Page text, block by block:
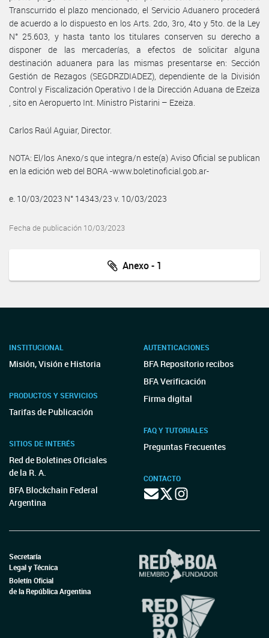
Transcurrido el plazo mencionado, el Servicio Aduanero procederá
de acuerdo a lo dispuesto en los Arts. 2do, 3ro, 4to y 5to. de la Ley
N° 25.603, y hasta tanto los titulares conserven su derecho a
disponer de las mercaderías, a efectos de solicitar alguna
destinación aduanera para las mismas presentarse en: Sección
Gestión de Rezagos (SEGDRZDIADEZ), dependiente de la División
Control y Fiscalización Operativo I de la Dirección Aduana de Ezeiza
, sito en Aeropuerto Int. Ministro Pistarini – Ezeiza.
Carlos Raúl Aguiar, Director.
NOTA: El/los Anexo/s que integra/n este(a) Aviso Oficial se publican
en la edición web del BORA -www.boletinoficial.gob.ar-
e. 10/03/2023 N° 14343/23 v. 10/03/2023
Fecha de publicación 10/03/2023
Anexo - 1
INSTITUCIONAL
Misión, Visión e Historia
PRODUCTOS Y SERVICIOS
Tarifas de Publicación
SITIOS DE INTERÉS
Red de Boletines Oficiales
de la R. A.
BFA Blockchain Federal
Argentina
AUTENTICACIONES
BFA Repositorio recibos
BFA Verificación
Firma digital
FAQ Y TUTORIALES
Preguntas Frecuentes
CONTACTO
Secretaría
Legal y Técnica
Boletín Oficial
de la República Argentina